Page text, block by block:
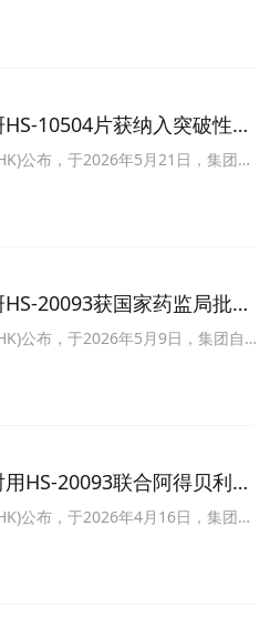
人的长期体重管理。奥莱泊肽是
胰高血糖素样肽-1(GLP-1)/葡萄糖
10504片获纳入突破性治
公布，于2026年5月21日，集团自
局(NMPA)批准纳入突破性治疗药
治疗失败后伴EGFRC797S突变的
20093获国家药监局批准
公布，于2026年5月9日，集团自
治疗药物，拟定适应症为既往一
剂(ICI)治疗后失败的不可切除的局
HS-20093联合阿得贝利单
公布，于2026年4月16日，集团自
批准纳入突破性治疗药物，拟
展或复发的驱动基因阴性的局部晚